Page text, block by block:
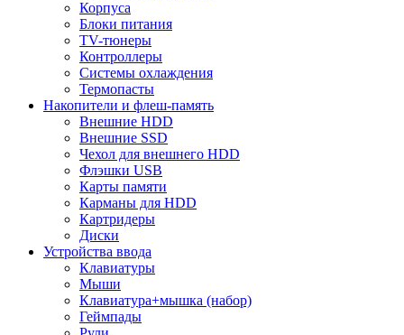
Корпуса
Блоки питания
TV-тюнеры
Контроллеры
Системы охлаждения
Термопасты
Накопители и флеш-память
Внешние HDD
Внешние SSD
Чехол для внешнего HDD
Флэшки USB
Карты памяти
Карманы для HDD
Картридеры
Диски
Устройства ввода
Клавиатуры
Мыши
Клавиатура+мышка (набор)
Геймпады